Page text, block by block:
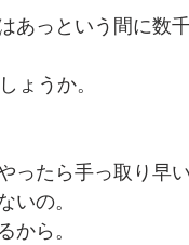
あっという間に数
ょうか。
たら手っ取り早い
の。
から。